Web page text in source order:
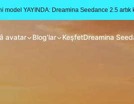
model YAYINDA: Dreamina Seedance 2.5 artık
avatar Blog'lar KeşfetDreamina